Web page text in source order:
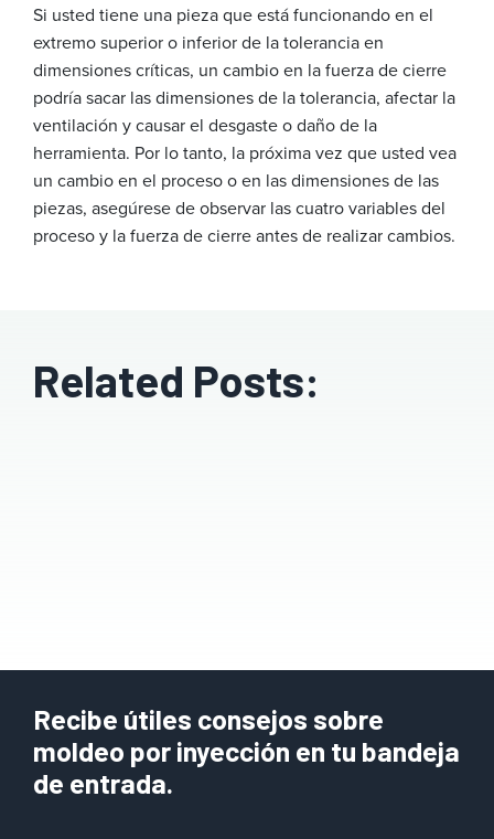
Si usted tiene una pieza que está funcionando en el
extremo superior o inferior de la tolerancia en
dimensiones críticas, un cambio en la fuerza de cierre
podría sacar las dimensiones de la tolerancia, afectar la
ventilación y causar el desgaste o daño de la
herramienta. Por lo tanto, la próxima vez que usted vea
un cambio en el proceso o en las dimensiones de las
piezas, asegúrese de observar las cuatro variables del
proceso y la fuerza de cierre antes de realizar cambios.
Related Posts:
Recibe útiles consejos sobre
moldeo por inyección en tu bandeja
de entrada.